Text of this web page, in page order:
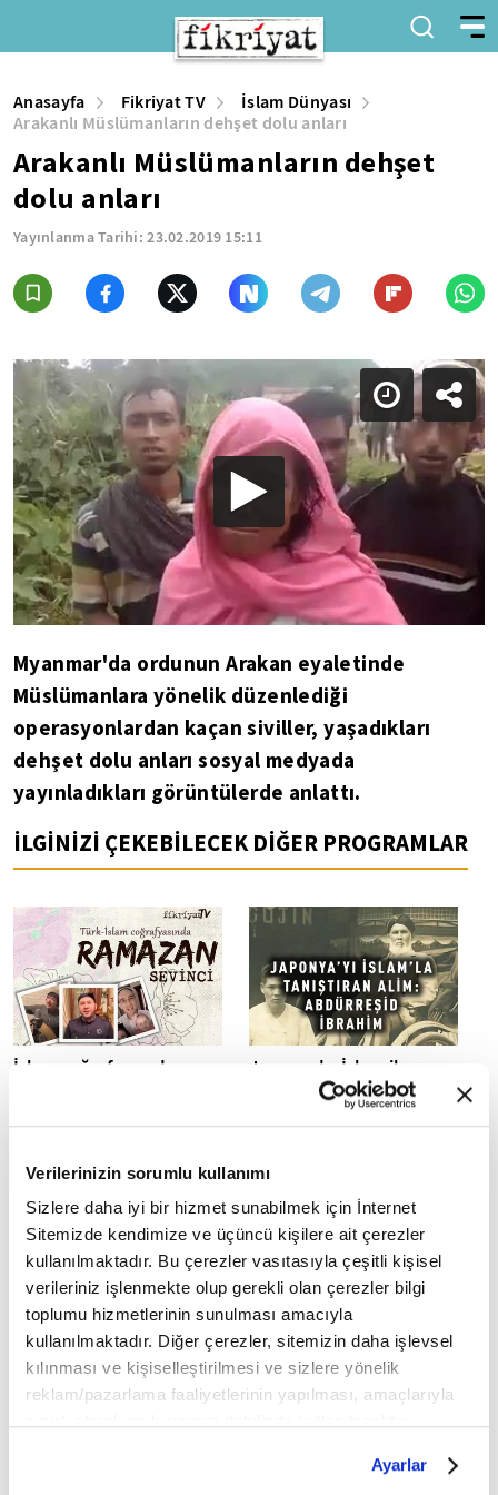
Verilerinizin sorumlu kullanımı
Sizlere daha iyi bir hizmet sunabilmek için İnternet
Sitemizde kendimize ve üçüncü kişilere ait çerezler
kullanılmaktadır. Bu çerezler vasıtasıyla çeşitli kişisel
verileriniz işlenmekte olup gerekli olan çerezler bilgi
toplumu hizmetlerinin sunulması amacıyla
kullanılmaktadır. Diğer çerezler, sitemizin daha işlevsel
kılınması ve kişiselleştirilmesi ve sizlere yönelik
reklam/pazarlama faaliyetlerinin yapılması, amaçlarıyla
belirleyebilirsiniz. Çerezlere ilişkin detaylı bilgi için
Ayarlar
Anasayfa Fikriyat TV
İslam Dünyası
Arakanlı Müslümanların dehşet dolu anları
Arakanlı Müslümanların dehşet
dolu anları
Yayınlanma Tarihi:23.02.2019 15:11
Myanmar'da ordunun Arakan eyaletinde
Müslümanlara yönelik düzenlediği
operasyonlardan kaçan siviller, yaşadıkları
dehşet dolu anları sosyal medyada
yayınladıkları görüntülerde anlattı.
İLGİNİZİ ÇEKEBİLECEK DİĞER PROGRAMLAR
İslam coğrafyasında
Japonya'yı İslam ile
tanıştıran alim:
Abdürreşid İbrahim
Modern Bilimin Öncüleri
sergisinde ziyaretçileri
neler bekliyor?
Mevlid Kandili'ni nasıl
ihya etmeliyiz?